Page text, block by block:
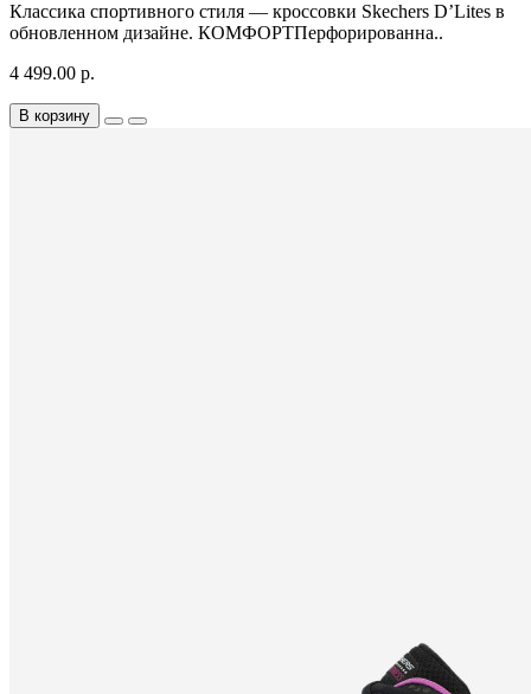
Классика спортивного стиля — кроссовки Skechers D’Lites в
обновленном дизайне. КОМФОРТПерфорированна..
4 499.00 р.
В корзину